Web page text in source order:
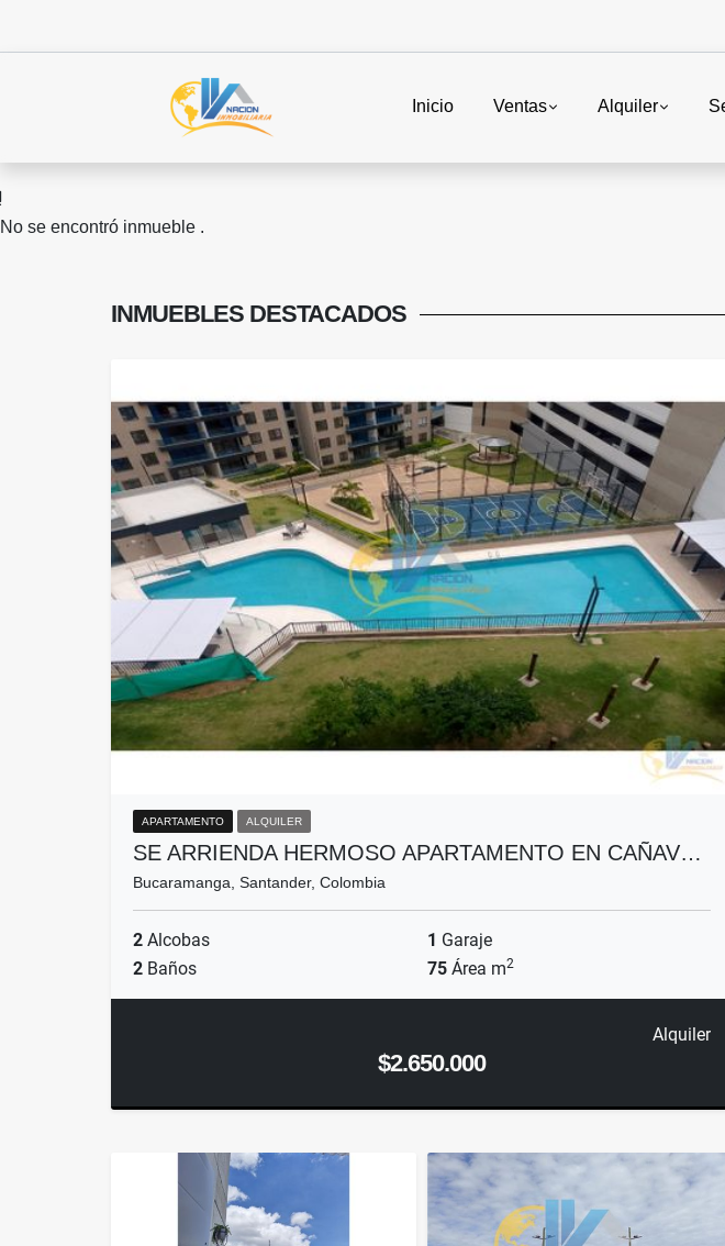
Inicio Ventas Alquiler
No se encontró inmueble .
INMUEBLES DESTACADOS
APARTAMENTO ALQUILER
SE ARRIENDA HERMOSO APARTAMENTO EN CAÑAV…
Bucaramanga, Santander, Colombia
2 Alcobas 1 Garaje
2 Baños 75 Área m2
Alquiler
$2.650.000